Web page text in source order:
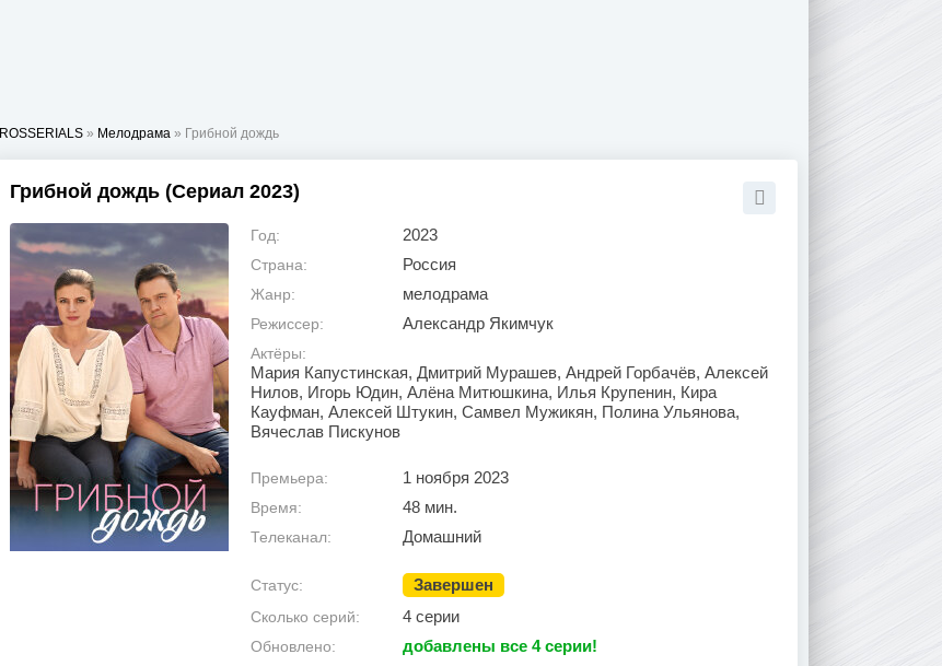
ROSSERIALS » Мелодрама » Грибной дождь
Грибной дождь (Сериал 2023)
Год: 2023
Страна: Россия
Жанр: мелодрама
Режиссер: Александр Якимчук
Актёры:
Мария Капустинская, Дмитрий Мурашев, Андрей Горбачёв, Алексей
Нилов, Игорь Юдин, Алёна Митюшкина, Илья Крупенин, Кира
Кауфман, Алексей Штукин, Самвел Мужикян, Полина Ульянова,
Вячеслав Пискунов
Премьера: 1 ноября 2023
Время: 48 мин.
Телеканал: Домашний
Статус: Завершен
Сколько серий: 4 серии
Обновлено: добавлены все 4 серии!